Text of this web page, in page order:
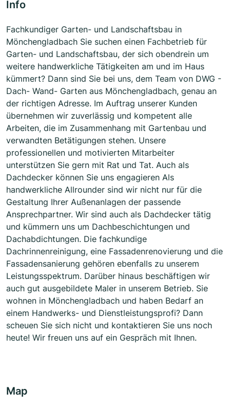
Info
Fachkundiger Garten- und Landschaftsbau in
Mönchengladbach Sie suchen einen Fachbetrieb für
Garten- und Landschaftsbau, der sich obendrein um
weitere handwerkliche Tätigkeiten am und im Haus
kümmert? Dann sind Sie bei uns, dem Team von DWG -
Dach- Wand- Garten aus Mönchengladbach, genau an
der richtigen Adresse. Im Auftrag unserer Kunden
übernehmen wir zuverlässig und kompetent alle
Arbeiten, die im Zusammenhang mit Gartenbau und
verwandten Betätigungen stehen. Unsere
professionellen und motivierten Mitarbeiter
unterstützen Sie gern mit Rat und Tat. Auch als
Dachdecker können Sie uns engagieren Als
handwerkliche Allrounder sind wir nicht nur für die
Gestaltung Ihrer Außenanlagen der passende
Ansprechpartner. Wir sind auch als Dachdecker tätig
und kümmern uns um Dachbeschichtungen und
Dachabdichtungen. Die fachkundige
Dachrinnenreinigung, eine Fassadenrenovierung und die
Fassadensanierung gehören ebenfalls zu unserem
Leistungsspektrum. Darüber hinaus beschäftigen wir
auch gut ausgebildete Maler in unserem Betrieb. Sie
wohnen in Mönchengladbach und haben Bedarf an
einem Handwerks- und Dienstleistungsprofi? Dann
scheuen Sie sich nicht und kontaktieren Sie uns noch
heute! Wir freuen uns auf ein Gespräch mit Ihnen.
Map